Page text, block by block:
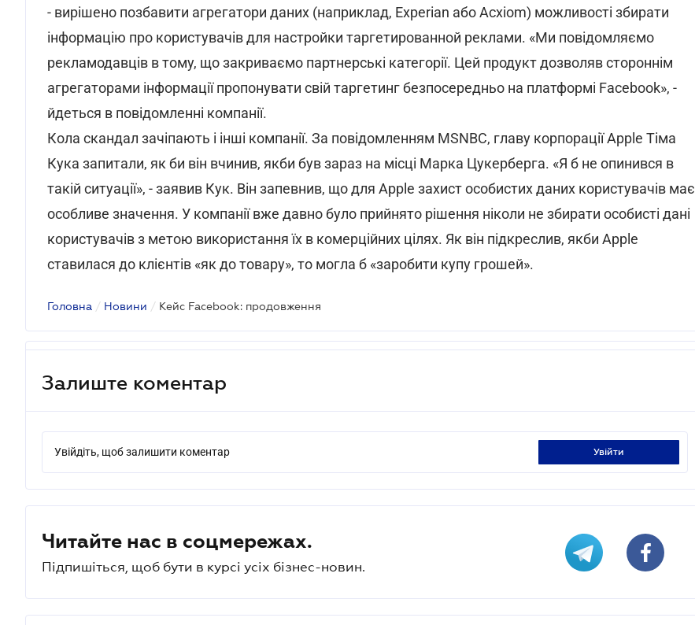
- вирішено позбавити агрегатори даних (наприклад, Experian або Acxiom) можливості збирати
інформацію про користувачів для настройки таргетированной реклами. «Ми повідомляємо
рекламодавців в тому, що закриваємо партнерські категорії. Цей продукт дозволяв стороннім
агрегаторами інформації пропонувати свій таргетинг безпосередньо на платформі Facebook», -
йдеться в повідомленні компанії.
Кола скандал зачіпають і інші компанії. За повідомленням MSNBC, главу корпорації Apple Тіма
Кука запитали, як би він вчинив, якби був зараз на місці Марка Цукерберга. «Я б не опинився в
такій ситуації», - заявив Кук. Він запевнив, що для Apple захист особистих даних користувачів має
особливе значення. У компанії вже давно було прийнято рішення ніколи не збирати особисті дані
користувачів з метою використання їх в комерційних цілях. Як він підкреслив, якби Apple
ставилася до клієнтів «як до товару», то могла б «заробити купу грошей».
Головна / Новини / Кейс Facebook: продовження
Залиште коментар
Увійдіть, щоб залишити коментар увійти
Читайте нас в соцмережах.
Підпишіться, щоб бути в курсі усіх бізнес-новин.